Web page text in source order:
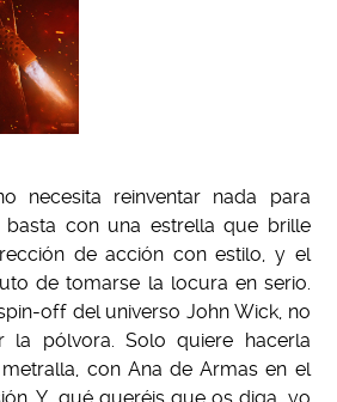
necesita reinventar nada para
basta con una estrella que brille
de acción con estilo, y el
de tomarse la locura en serio.
off del universo John Wick, no
la pólvora. Solo quiere hacerla
con Ana de Armas en el